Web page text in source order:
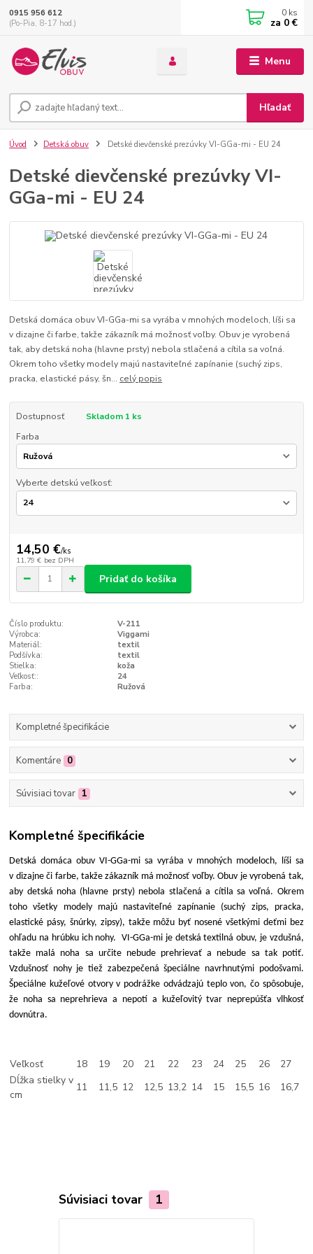
Menu
Hľadať
0915 956 612
(Po-Pia, 8-17 hod.)
0 ks
za 0 €
Úvod Detská obuv Detské dievčenské prezúvky VI-GGa-mi - EU 24
Detské dievčenské prezúvky VI-
GGa-mi - EU 24
Detská domáca obuv VI-GGa-mi sa vyrába v mnohých modeloch, líši sa
v dizajne či farbe, takže zákazník má možnosť voľby. Obuv je vyrobená
tak, aby detská noha (hlavne prsty) nebola stlačená a cítila sa voľná.
Okrem toho všetky modely majú nastaviteľné zapínanie (suchý zips,
pracka, elastické pásy, šn... celý popis
Dostupnosť
Skladom 1 ks
Farba
Vyberte detskú veľkosť:
14,50 €/ks
11,79 € bez DPH
Pridať do košíka
Číslo produktu:
V-211
Výrobca:
Viggami
Materiál:
textil
Podšívka:
textil
Stielka:
koža
Veľkosť::
24
Farba:
Ružová
Kompletné špecifikácie
Komentáre 0
Súvisiaci tovar 1
Kompletné špecifikácie
Detská domáca obuv VI-GGa-mi sa vyrába v mnohých modeloch, líši sa
v dizajne či farbe, takže zákazník má možnosť voľby. Obuv je vyrobená tak,
aby detská noha (hlavne prsty) nebola stlačená a cítila sa voľná. Okrem
toho všetky modely majú nastaviteľné zapínanie (suchý zips, pracka,
elastické pásy, šnúrky, zipsy), takže môžu byť nosené všetkými deťmi bez
ohľadu na hrúbku ich nohy. VI-GGa-mi je detská textilná obuv, je vzdušná,
takže malá noha sa určite nebude prehrievať a nebude sa tak potiť.
Vzdušnosť nohy je tiež zabezpečená špeciálne navrhnutými podošvami.
Špeciálne kužeľové otvory v podrážke odvádzajú teplo von, čo spôsobuje,
že noha sa neprehrieva a nepotí a kužeľovitý tvar neprepúšťa vlhkosť
dovnútra.
Veľkosť 18 19 20 21 22 23 24 25 26
27
Dĺžka stielky v
cm
11 11,5 12 12,5 13,2 14 15 15,5 16 16,7
Súvisiaci tovar 1